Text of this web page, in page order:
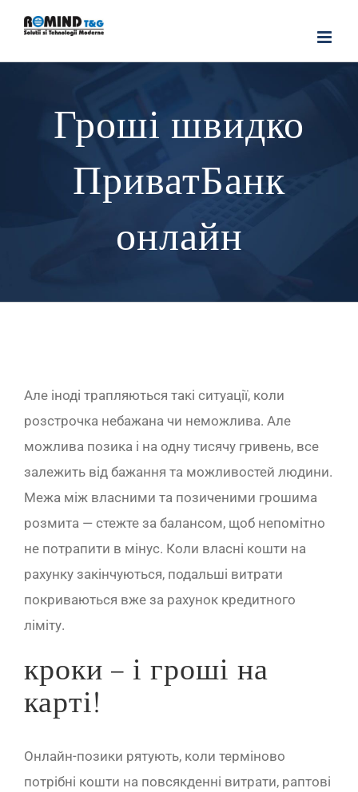
content
Гроші швидко
ПриватБанк
онлайн
Але іноді трапляються такі ситуації, коли
розстрочка небажана чи неможлива. Але
можлива позика і на одну тисячу гривень, все
залежить від бажання та можливостей людини.
Межа між власними та позиченими грошима
розмита — стежте за балансом, щоб непомітно
не потрапити в мінус. Коли власні кошти на
рахунку закінчуються, подальші витрати
покриваються вже за рахунок кредитного
ліміту.
кроки – і гроші на
карті!
Онлайн-позики рятують, коли терміново
потрібні кошти на повсякденні витрати, раптові